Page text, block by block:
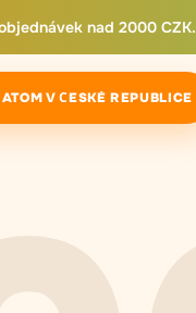
nad 2000 CZK.
V ČESKÉ REPUBLICE